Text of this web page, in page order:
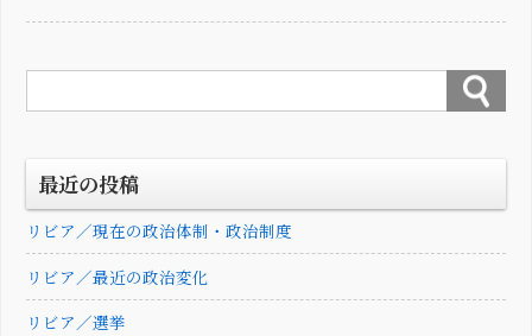
最近の投稿
リビア／現在の政治体制・政治制度
リビア／最近の政治変化
リビア／選挙